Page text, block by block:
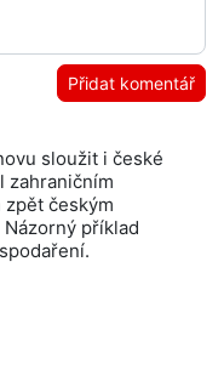
Přidat komentář
sloužit i české
zahraničním
zpět českým
příklad